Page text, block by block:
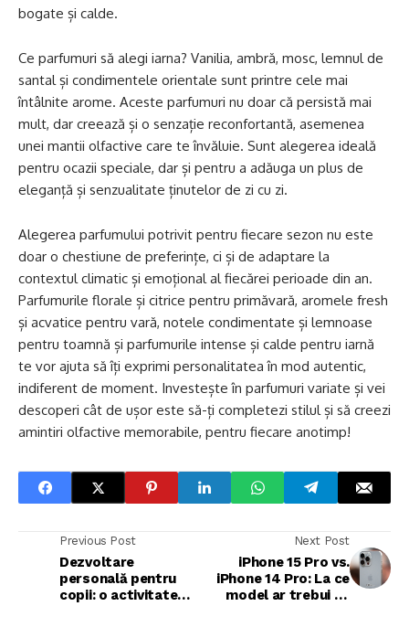
bogate și calde.
Ce parfumuri să alegi iarna? Vanilia, ambră, mosc, lemnul de
santal și condimentele orientale sunt printre cele mai
întâlnite arome. Aceste parfumuri nu doar că persistă mai
mult, dar creează și o senzație reconfortantă, asemenea
unei mantii olfactive care te învăluie. Sunt alegerea ideală
pentru ocazii speciale, dar și pentru a adăuga un plus de
eleganță și senzualitate ținutelor de zi cu zi.
Alegerea parfumului potrivit pentru fiecare sezon nu este
doar o chestiune de preferințe, ci și de adaptare la
contextul climatic și emoțional al fiecărei perioade din an.
Parfumurile florale și citrice pentru primăvară, aromele fresh
și acvatice pentru vară, notele condimentate și lemnoase
pentru toamnă și parfumurile intense și calde pentru iarnă
te vor ajuta să îți exprimi personalitatea în mod autentic,
indiferent de moment. Investește în parfumuri variate și vei
descoperi cât de ușor este să-ți completezi stilul și să creezi
amintiri olfactive memorabile, pentru fiecare anotimp!
Previous Post
Dezvoltare
personală pentru
copii: o activitate
Next Post
iPhone 15 Pro vs.
iPhone 14 Pro: La ce
model ar trebui sa